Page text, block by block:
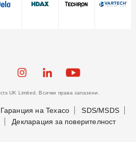
UK Limited. Всички права запазени.
Гаранция на Texaco
SDS/MSDS
Декларация за поверителност